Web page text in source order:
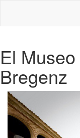
El
Bregenz